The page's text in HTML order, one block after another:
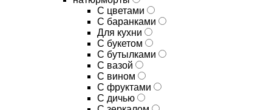
С цветами
С баранками
Для кухни
C букетом
C бутылками
C вазой
C вином
C фруктами
C дичью